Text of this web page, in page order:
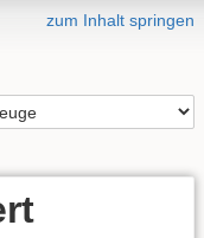
zum Inhalt springen